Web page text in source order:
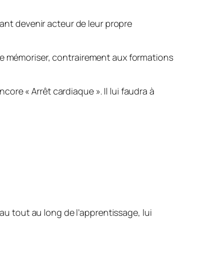
devenir acteur de leur propre
mémoriser, contrairement aux formations
«Arrêt cardiaque». Il lui faudra à
tout au long de l’apprentissage, lui